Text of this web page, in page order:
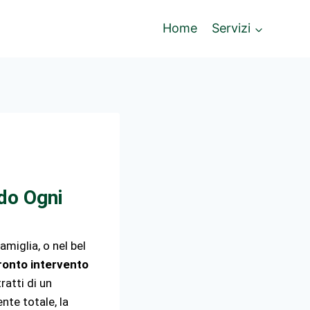
Home Servizi
Ogni
o nel bel
intervento
di un
totale, la